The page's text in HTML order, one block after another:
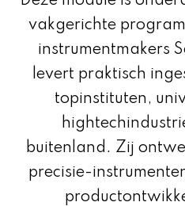
vakgerichte
instrumentmakers
levert praktisch
topinstituten,
buitenland. Zij
precisie-